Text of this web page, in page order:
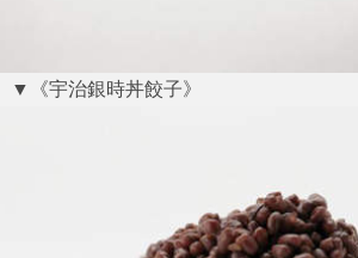
▼《宇治銀時丼餃子》